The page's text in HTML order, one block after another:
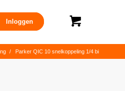
Inloggen
/ Parker QIC 10 snelkoppeling 1/4 bi